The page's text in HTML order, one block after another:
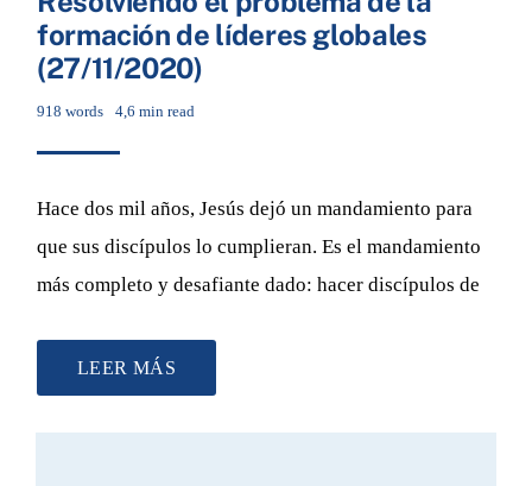
formación de líderes globales
(27/11/2020)
918 words 4,6 min read
Hace dos mil años, Jesús dejó un mandamiento para
que sus discípulos lo cumplieran. Es el mandamiento
más completo y desafiante dado: hacer discípulos de
LEER MÁS